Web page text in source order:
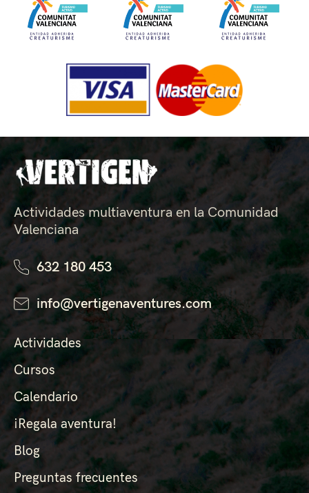
Actividades multiaventura en la Comunidad
Valenciana
632 180 453
info@vertigenaventures.com
Actividades
Cursos
Calendario
¡Regala aventura!
Blog
Preguntas frecuentes